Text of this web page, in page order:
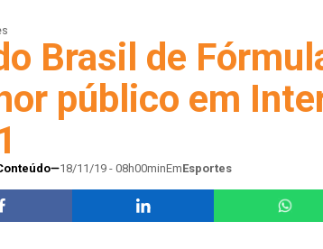
Brasil de
público em
18/11/19 - 08h00minEmEsportes